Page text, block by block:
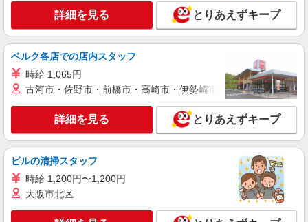
神奈川県横浜市港北区菊名1-2-7
キープ 詳細を見る
アルバイト
ケンタッキーフライドチキン アピタテラス横浜綱島店
カウンター・キッチンスタッフ ＜優先募集日
時＞平日（月〜金） 9:00〜14:00
時給1300円
キープ 詳細を見る
詳細を見る とりあえずキープ
ベルク各店での店内スタッフ
時給 1,065円
古河市・佐野市・前橋市・高崎市・伊勢崎市・太田市・館林市
詳細を見る とりあえずキープ
ビルの清掃スタッフ
時給 1,200円〜1,200円
大阪市北区